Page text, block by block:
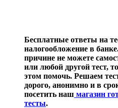
Бесплатные ответы на
налогообложение в
причине не можете
или любой другой тест,
этом помочь. Решаем
дорого, анонимно и в
посетить наш магазин
тесты.